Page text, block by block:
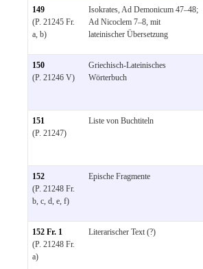
149
(P. 21245 Fr.
a, b)
Isokrates, Ad Demonicum 47–48;
Ad Nicoclem 7–8, mit
lateinischer Übersetzung
150
(P. 21246 V)
Griechisch-Lateinisches
Wörterbuch
151
(P. 21247)
Liste von Buchtiteln
152
(P. 21248 Fr.
b, c, d, e, f)
Epische Fragmente
152 Fr. 1
(P. 21248 Fr.
a)
Literarischer Text (?)